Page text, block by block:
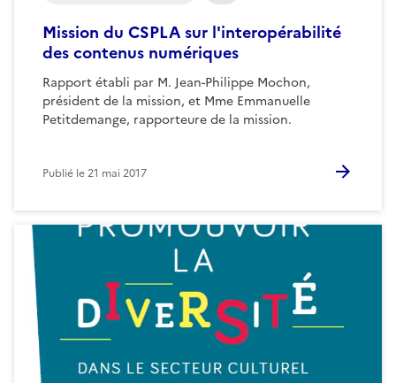
Mission du CSPLA sur l'interopérabilité
des contenus numériques
Rapport établi par M. Jean-Philippe Mochon,
président de la mission, et Mme Emmanuelle
Petitdemange, rapporteure de la mission.
Publié le21 mai 2017